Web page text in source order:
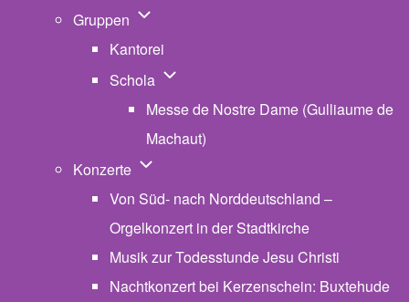
Gruppen Unternavigation von Gruppen
Kantorei
Schola Unternavigation von Schola
Messe de Nostre Dame (Gulliaume de
Machaut)
Konzerte Unternavigation von Konzerte
Von Süd- nach Norddeutschland –
Orgelkonzert in der Stadtkirche
Musik zur Todesstunde Jesu Christi
Nachtkonzert bei Kerzenschein: Buxtehude